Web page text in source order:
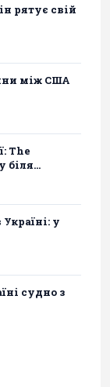
рятує свій
між США
The
біля...
у
судно з